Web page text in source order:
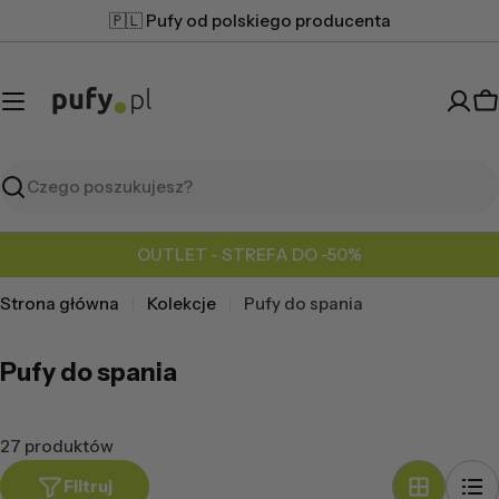
do
🇵🇱 Pufy od polskiego producenta
Szukaj
OUTLET - STREFA DO -50%
Strona główna Kolekcje Pufy do spania
Pufy do spania
27 produktów
Filtruj